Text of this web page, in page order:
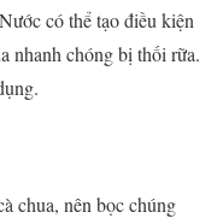
có thể tạo điều kiện
nhanh chóng bị thối rữa.
chua, nên bọc chúng